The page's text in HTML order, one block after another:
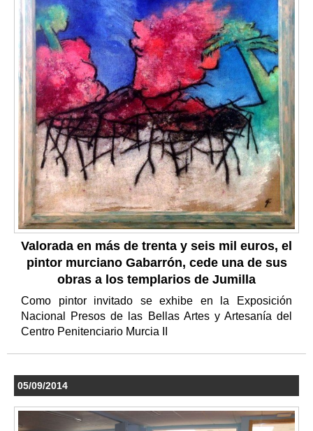
Valorada en más de trenta y seis mil euros, el
pintor murciano Gabarrón, cede una de sus
obras a los templarios de Jumilla
Como pintor invitado se exhibe en la Exposición
Nacional Presos de las Bellas Artes y Artesanía del
Centro Penitenciario Murcia II
05/09/2014